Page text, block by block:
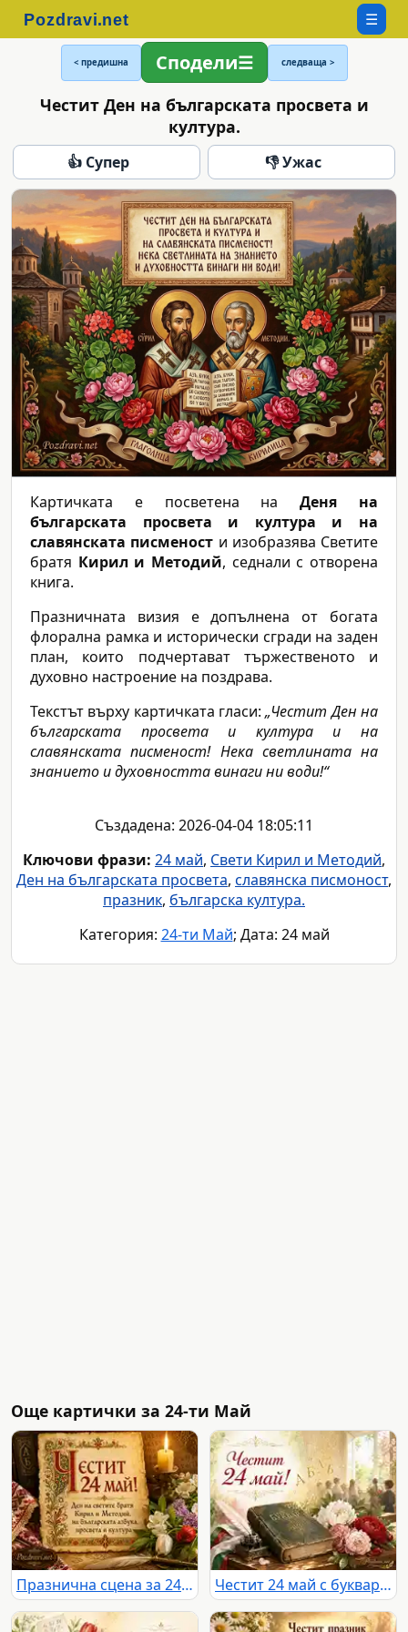
☰
< предишна Сподели следваща >
Честит Ден на българската просвета и
култура.
👍 Супер 👎 Ужас
Картичката е посветена наДеня на
българската просвета и култура и на
славянската писменост и изобразява Светите
братя Кирил и Методий, седнали с отворена
книга.
Празничната визия е допълнена от богата
флорална рамка и исторически сгради на заден
план, които подчертават тържественото и
духовно настроение на поздрава.
Текстът върху картичката гласи:„Честит Ден на
българската просвета и култура и на
славянската писменост! Нека светлината на
знанието и духовността винаги ни води!“
Създадена: 2026-04-04 18:05:11
Ключови фрази: 24 май, Свети Кирил и Методий,
Ден на българската просвета, славянска писмоност,
празник, българска култура.
Категория: 24-ти Май; Дата: 24 май
Още картички за 24-ти Май
Празнична сцена за 24 май с пергамент, кирилска инициала, свещ, книги и цветя Честит 24 май с буквар, кирилски букви, божури и светла училищна сцена